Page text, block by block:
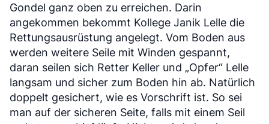
Gondel ganz oben zu erreichen. Darin
angekommen bekommt Kollege Janik Lelle die
Rettungsausrüstung angelegt. Vom Boden aus
werden weitere Seile mit Winden gespannt,
daran seilen sich Retter Keller und „Opfer“ Lelle
langsam und sicher zum Boden hin ab. Natürlich
doppelt gesichert, wie es Vorschrift ist. So sei
man auf der sicheren Seite, falls mit einem Seil